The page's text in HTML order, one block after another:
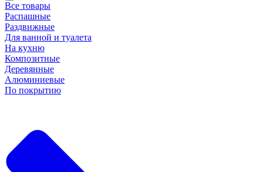
Все товары
Распашные
Раздвижные
Для ванной и туалета
На кухню
Композитные
Деревянные
Алюминиевые
По покрытию